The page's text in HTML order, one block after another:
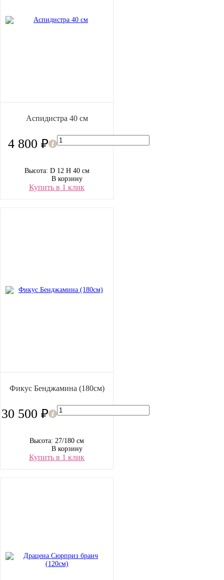
Аспидистра 40 см
4 800 ₽
Высота: D 12 H 40 см
В корзину
Купить в 1 клик
Фикус Бенджамина (180см)
30 500 ₽
Высота: 27/180 см
В корзину
Купить в 1 клик